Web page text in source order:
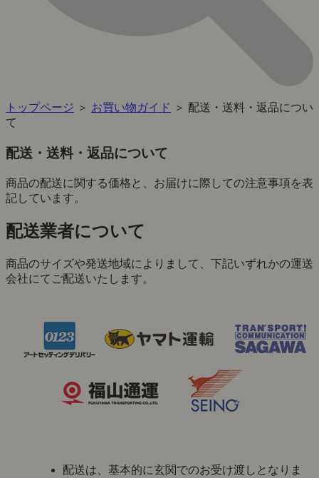
トップページ ＞ お買い物ガイド ＞ 配送・送料・返品につい
て
配送・送料・返品について
商品の配送に関する価格と、お届けに際しての注意事項を表
記しています。
配送業者について
商品のサイズや発送地域によりまして、下記いずれかの運送
会社にてご配送いたします。
配送は、基本的に玄関でのお受け渡しとなりま